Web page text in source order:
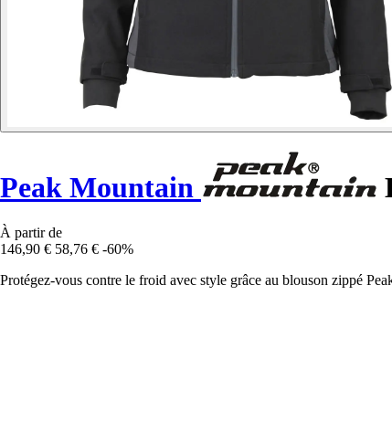
Peak Mountain
À partir de
146,90 € 58,76 € -60%
Protégez-vous contre le froid avec style grâce au blouson zippé